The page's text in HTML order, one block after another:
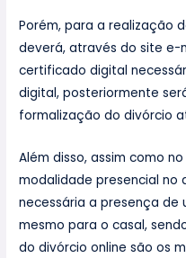
Porém, para a realização
deverá, através do site e-
certificado digital
digital, posteriormente
formalização do divórcio
Além disso, assim como
modalidade presencial no
necessária a presença de
mesmo para o casal,
do divórcio online são os